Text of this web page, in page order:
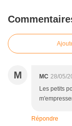
M MC 28/05/
Les petits
Répondre